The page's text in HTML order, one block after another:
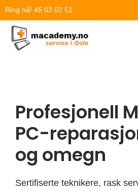
Hopp
innholdet
Ring nå! 45 03 02 51
Profesjonell
PC-
og omegn
Sertifiserte teknikere, rask